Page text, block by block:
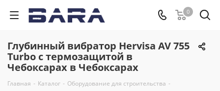
0
Глубинный вибратор Hervisa AV 755
Turbo с термозащитой в
Чебоксарах в Чебоксарах
Главная - Каталог - Оборудование для строительства -